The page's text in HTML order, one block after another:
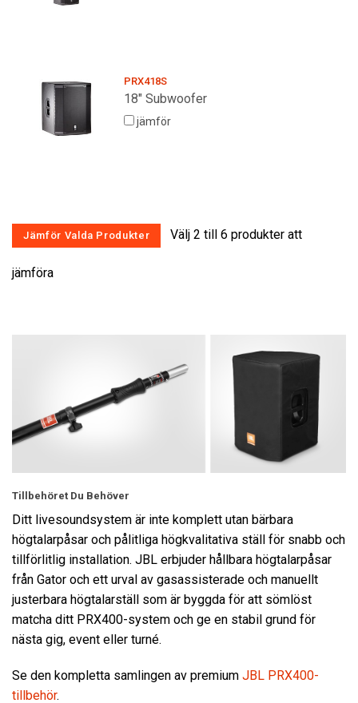
PRX418S
18" Subwoofer
jämför
Välj 2 till 6 produkter att
jämföra
Tillbehöret Du Behöver
Ditt livesoundsystem är inte komplett utan bärbara
högtalarpåsar och pålitliga högkvalitativa ställ för snabb och
tillförlitlig installation. JBL erbjuder hållbara högtalarpåsar
från Gator och ett urval av gasassisterade och manuellt
justerbara högtalarställ som är byggda för att sömlöst
matcha ditt PRX400-system och ge en stabil grund för
nästa gig, event eller turné.
Se den kompletta samlingen av premium JBL PRX400-
tillbehör.